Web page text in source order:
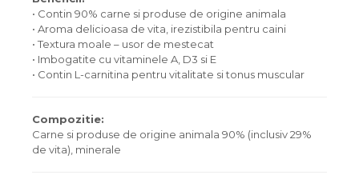
• Contin 90% carne si produse de origine animala
• Aroma delicioasa de vita, irezistibila pentru caini
• Textura moale – usor de mestecat
• Imbogatite cu vitaminele A, D3 si E
• Contin L-carnitina pentru vitalitate si tonus muscular
Compozitie:
Carne si produse de origine animala 90% (inclusiv 29%
de vita), minerale